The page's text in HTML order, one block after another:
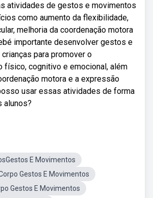
atividades de gestos e movimentos
como aumento da flexibilidade,
melhoria da coordenação motora
importante desenvolver gestos e
para promover o
físico, cognitivo e emocional, além
motora e a expressão
usar essas atividades de forma
alunos?
E Movimentos
Gestos E Movimentos
Gestos E Movimentos